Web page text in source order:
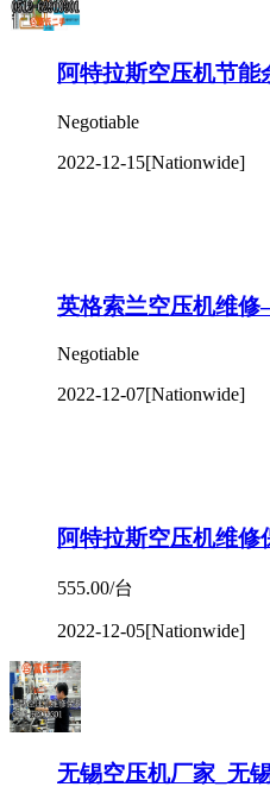
Negotiable
阿特拉斯空压机维修
555.00/台
无锡空压机厂家_无
浙江红五环螺杆空压